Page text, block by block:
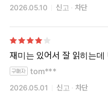
2026.05.10 신고 차단
재미는 있어서 잘 읽히는
tom***
2026.05.01 신고 차단